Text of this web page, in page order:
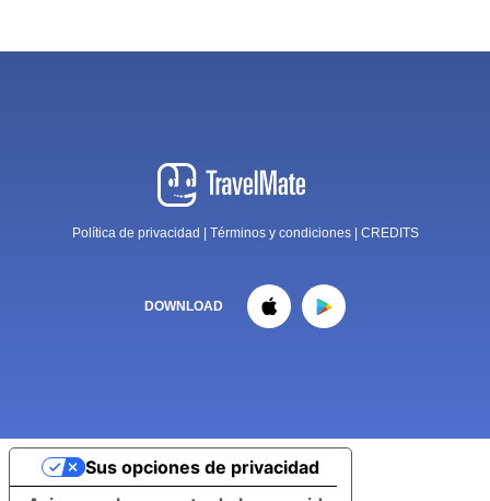
Política de privacidad | Términos y condiciones | CREDITS
DOWNLOAD
Sus opciones de privacidad